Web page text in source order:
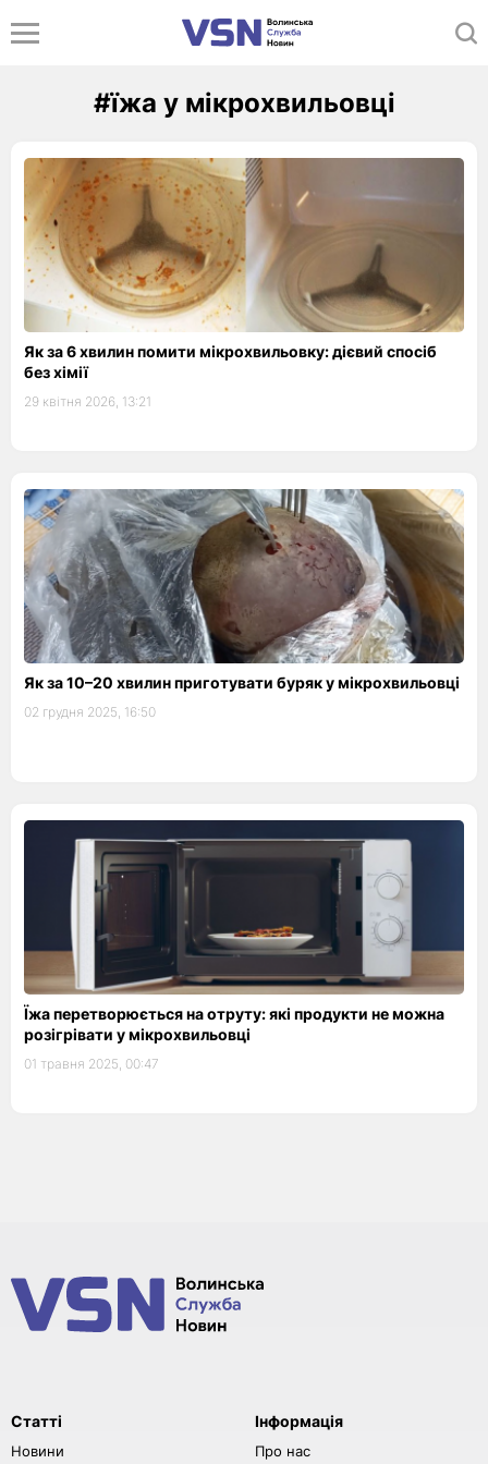
#їжа у мікрохвильовці
Як за 6 хвилин помити мікрохвильовку: дієвий спосіб
без хімії
29 квітня 2026, 13:21
Як за 10–20 хвилин приготувати буряк у мікрохвильовці
02 грудня 2025, 16:50
Їжа перетворюється на отруту: які продукти не можна
розігрівати у мікрохвильовці
01 травня 2025, 00:47
Статті
Новини
Інформація
Про нас